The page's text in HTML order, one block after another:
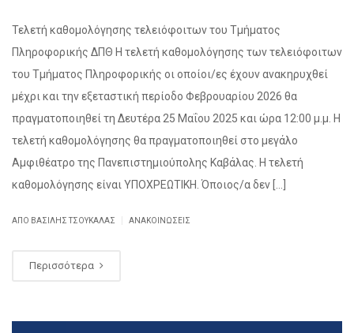
Τελετή καθομολόγησης τελειόφοιτων του Τμήματος
Πληροφορικής ΔΠΘ Η τελετή καθομολόγησης των τελειόφοιτων
του Τμήματος Πληροφορικής οι οποίοι/ες έχουν ανακηρυχθεί
μέχρι και την εξεταστική περίοδο Φεβρουαρίου 2026 θα
πραγματοποιηθεί τη Δευτέρα 25 Μαΐου 2025 και ώρα 12:00 μ.μ. Η
τελετή καθομολόγησης θα πραγματοποιηθεί στο μεγάλο
Αμφιθέατρο της Πανεπιστημιούπολης Καβάλας. Η τελετή
καθομολόγησης είναι ΥΠΟΧΡΕΩΤΙΚΗ. Όποιος/α δεν […]
ΑΠΌ ΒΑΣΊΛΗΣ ΤΣΟΥΚΑΛΆΣ ΑΝΑΚΟΙΝΏΣΕΙΣ
Περισσότερα